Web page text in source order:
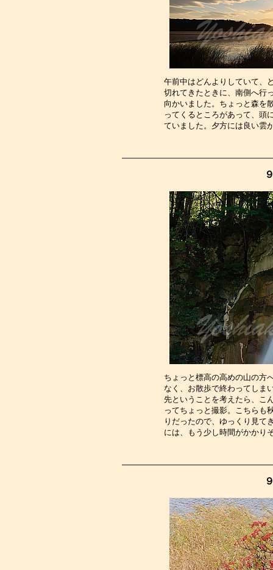
午前中はどんよりしていて、
切れてきたときに、南側へ行
向かいました。ちょっと森を
ってくるところがあって、頭
ていました。夕方には良い
ちょっと標高の高めの山の方
なく、お散歩で終わってしま
先ということを考えたら、こ
ってちょっと撮影。こちらも
りだったので、ゆっくり見て
には、もう少し